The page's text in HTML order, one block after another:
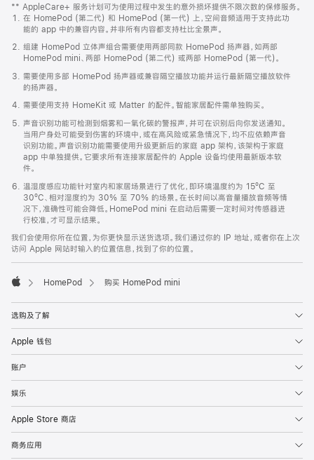
窗
口
中
打
开)
** AppleCare+ 服务计划可为使用过程中发生的意外损坏提供不限次数的保修服务。
在 HomePod (第二代) 和 HomePod (第一代) 上，空间音频适用于支持此功
能的 app 中的兼容内容。并非所有内容都支持杜比全景声。
组建 HomePod 立体声组合需要使用两部同款 HomePod 扬声器，如两部
HomePod mini、两部 HomePod (第二代) 或两部 HomePod (第一代)。
需要使用多部 HomePod 扬声器或兼容隔空播放功能并运行最新隔空播放软件
的扬声器。
需要使用支持 HomeKit 或 Matter 的配件。智能家居配件需单独购买。
声音识别功能可检测到烟雾和一氧化碳的警报声，并可在识别后向你发送通知。
当用户身处可能受到伤害的环境中，或在高风险或紧急情况下，均不应依赖声音
识别功能。声音识别功能需要使用升级更新后的家庭 app 架构，该架构于家庭
app 中单独提供。它要求所有连接家居配件的 Apple 设备均使用最新版本软
件。
温湿度感应功能针对室内和家居场景进行了优化，即环境温度约为 15ºC 至
30ºC、相对湿度约为 30% 至 70% 的场景。在长时间以高音量播放音频等情
况下，准确性可能会降低。HomePod mini 在启动后需要一定时间对传感器进
行校准，才可显示结果。
我们会使用你所在位置，为你更快显示送货选项。我们通过你的 IP 地址，或者你在上次
访问 Apple 网站时输入的位置信息，找到了你的位置。
HomePod 购买 HomePod mini
选购及了解
Apple 钱包
账户
娱乐
Apple Store 商店
商务应用